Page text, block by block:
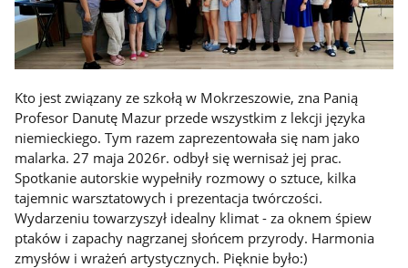
Kto jest związany ze szkołą w Mokrzeszowie, zna Panią
Profesor Danutę Mazur przede wszystkim z lekcji języka
niemieckiego. Tym razem zaprezentowała się nam jako
malarka. 27 maja 2026r. odbył się wernisaż jej prac.
Spotkanie autorskie wypełniły rozmowy o sztuce, kilka
tajemnic warsztatowych i prezentacja twórczości.
Wydarzeniu towarzyszył idealny klimat - za oknem śpiew
ptaków i zapachy nagrzanej słońcem przyrody. Harmonia
zmysłów i wrażeń artystycznych. Pięknie było:)